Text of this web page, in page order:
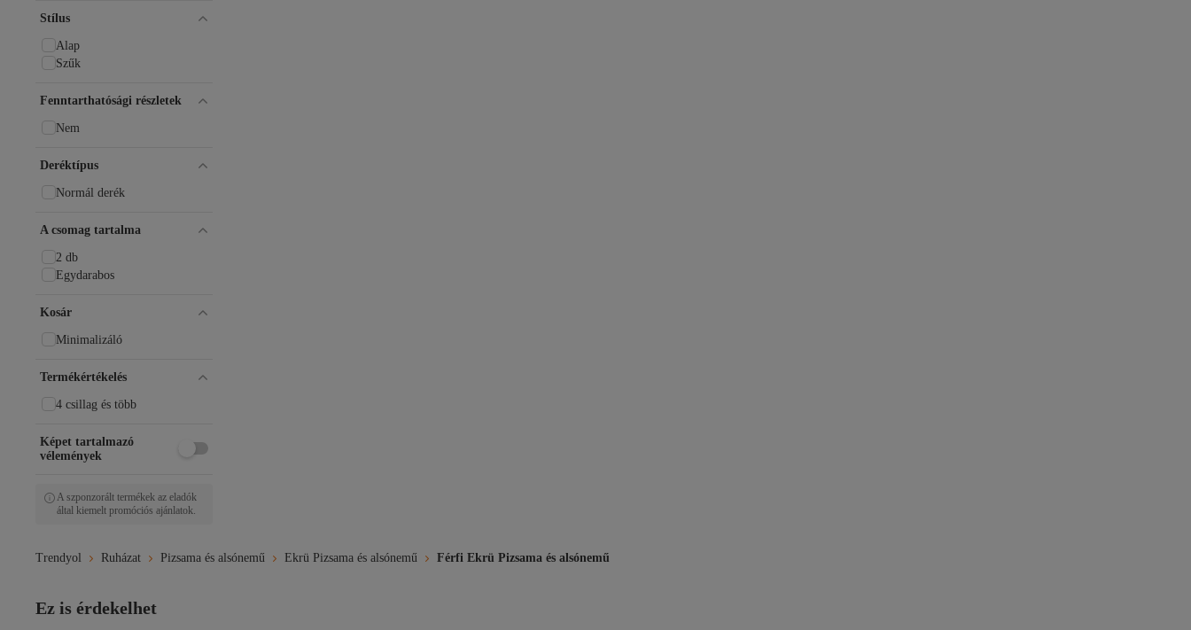
Stílus
Alap
Szűk
Fenntarthatósági részletek
Nem
Deréktípus
Normál derék
A csomag tartalma
2 db
Egydarabos
Kosár
Minimalizáló
Termékértékelés
4 csillag és több
Képet tartalmazó
vélemények
A szponzorált termékek az eladók
által kiemelt promóciós ajánlatok.
Trendyol Ruházat Pizsama és alsónemű Ekrü Pizsama és alsónemű Férfi Ekrü Pizsama és alsónemű
Ez is érdekelhet